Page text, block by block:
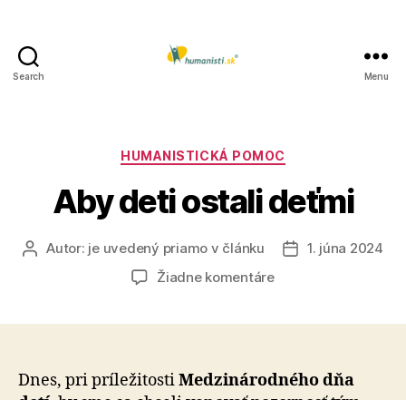
Search Menu
Kategórie
HUMANISTICKÁ POMOC
Aby deti ostali deťmi
AutorAutor: je uvedený priamo v článku
Dátum
1. júna 2024
Žiadne komentárena
Dnes, pri príležitostiMedzi­ná­rod­né­ho dňa